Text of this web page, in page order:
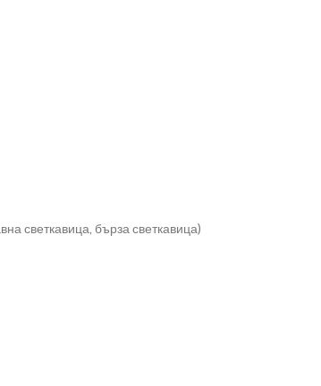
светкавица, бърза светкавица)